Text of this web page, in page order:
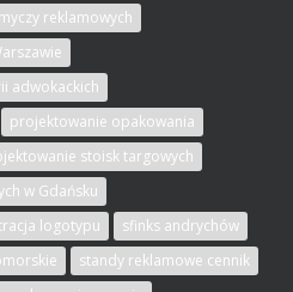
reklamowych
adwokackich
projektowanie opakowania
stoisk targowych
w Gdańsku
logotypu
sfinks andrychów
standy reklamowe cennik